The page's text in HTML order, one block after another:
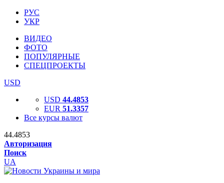
РУС
УКР
ВИДЕО
ФОТО
ПОПУЛЯРНЫЕ
СПЕЦПРОЕКТЫ
USD
USD 44.4853
EUR 51.3357
Все курсы валют
44.4853
Авторизация
Поиск
UA